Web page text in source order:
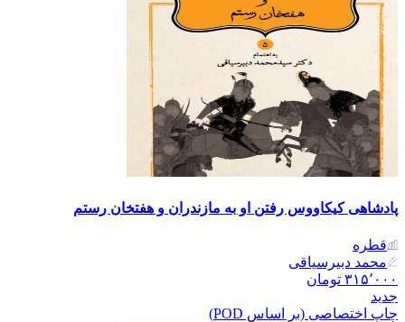
پادشاهی کیکاووس رفتن او به مازندران و هفتخان رستم
قطره
محمد دبیرسیاقی
۳۱۵٬۰۰۰ تومان
جدید
چاپ اختصاصی (بر اساس POD)